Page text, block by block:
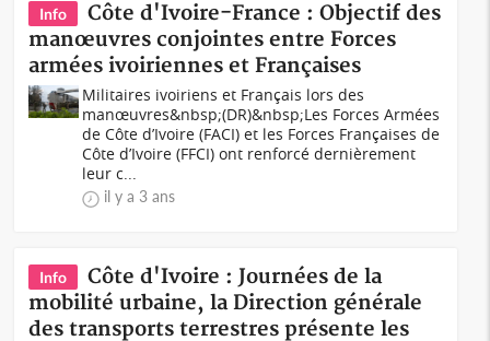
Info
Côte d'Ivoire-France : Objectif des
manœuvres conjointes entre Forces
armées ivoiriennes et Françaises
Militaires ivoiriens et Français lors des
manœuvres&nbsp;(DR)&nbsp;Les Forces Armées
de Côte d’Ivoire (FACI) et les Forces Françaises de
Côte d’Ivoire (FFCI) ont renforcé dernièrement
leur c...
il y a 3 ans
Info
Côte d'Ivoire : Journées de la
mobilité urbaine, la Direction générale
des transports terrestres présente les